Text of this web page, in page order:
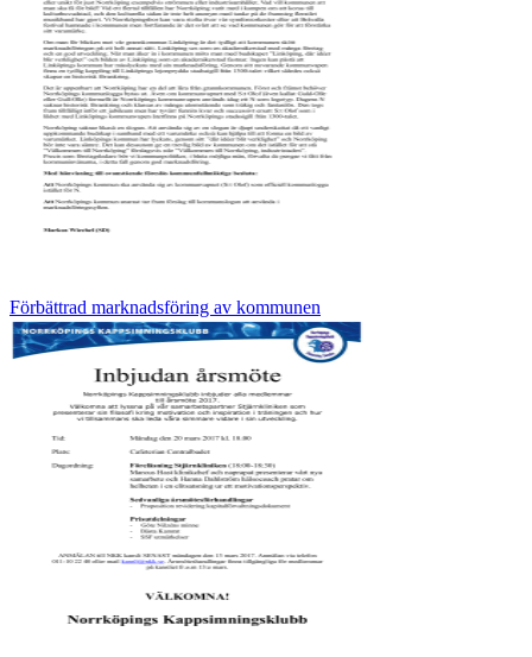
Förbättrad marknadsföring av kommunen